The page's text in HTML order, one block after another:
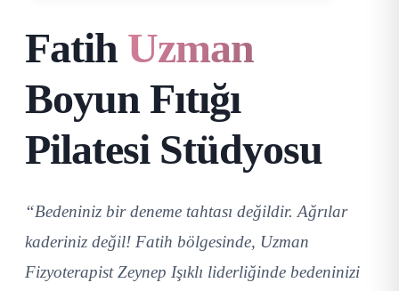
Fatih Uzman
Boyun Fıtığı
Pilatesi Stüdyosu
“Bedeniniz bir deneme tahtası değildir. Ağrılar
kaderiniz değil! Fatih bölgesinde, Uzman
Fizyoterapist Zeynep Işıklı liderliğinde bedeninizi